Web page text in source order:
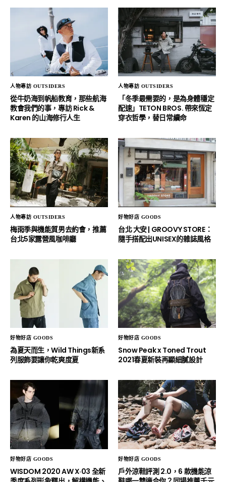
人物專訪 OUTSIDERS
從牛奶海到帆船教育，那些航海
教會我們的事，專訪 Rick &
Karen 的山海修行人生
人物專訪 OUTSIDERS
「冬季最需要的，是為身體穩定
配速」TETON BROS. 帶來恆定
穿衣哲學，替日常續命
人物專訪 OUTSIDERS
梅雨季與機能質男去約會，推薦
台北5家露營風咖啡廳
好物好店 GOODS
台北 大安 | GROOVY STORE：
隨手搭配出UNISEX的雜誌風格
好物好店 GOODS
為夏天而生，Wild Things新系
列服飾要讓你乾爽度夏
好物好店 GOODS
Snow Peak x Toned Trout
2021春夏新裝再顯細膩設計
好物好店 GOODS
WISDOM 2020 AW X·03 全新
好物好店 GOODS
戶外涼鞋評測 2.0，6 款機能涼